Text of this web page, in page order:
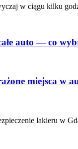
w ciągu kilku
auto — co
miejsca w
lakieru w